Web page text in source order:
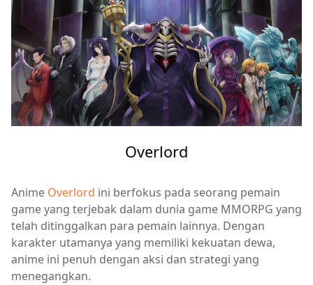
Overlord
Anime Overlord ini berfokus pada seorang pemain
game yang terjebak dalam dunia game MMORPG yang
telah ditinggalkan para pemain lainnya. Dengan
karakter utamanya yang memiliki kekuatan dewa,
anime ini penuh dengan aksi dan strategi yang
menegangkan.